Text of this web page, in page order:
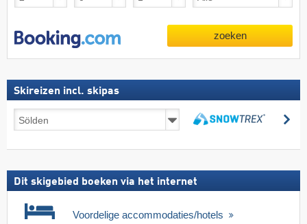
zoeken
Skireizen incl. skipas
Skireizen
incl.
Dit skigebied boeken via het internet
Voordelige accommodaties/hotels